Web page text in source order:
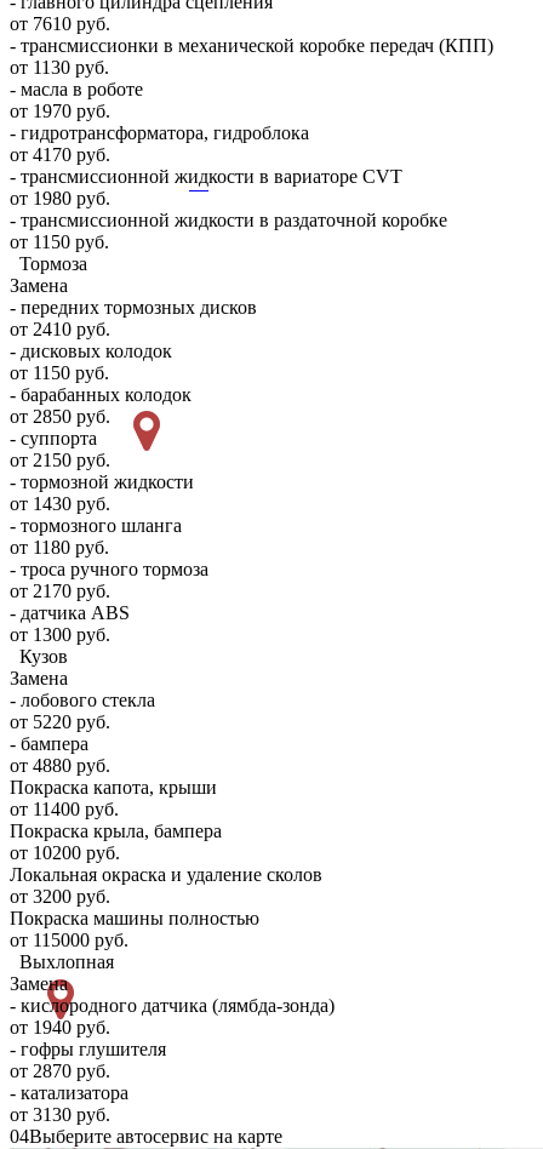
от 7610 руб.
- трансмиссионки в механической коробке передач (КПП)
от 1130 руб.
- масла в роботе
от 1970 руб.
- гидротрансформатора, гидроблока
от 4170 руб.
- трансмиссионной жидкости в вариаторе CVT
от 1980 руб.
- трансмиссионной жидкости в раздаточной коробке
от 1150 руб.
Тормоза
Замена
- передних тормозных дисков
от 2410 руб.
- дисковых колодок
от 1150 руб.
- барабанных колодок
от 2850 руб.
- суппорта
от 2150 руб.
- тормозной жидкости
от 1430 руб.
- тормозного шланга
от 1180 руб.
- троса ручного тормоза
от 2170 руб.
- датчика ABS
от 1300 руб.
Кузов
Замена
- лобового стекла
от 5220 руб.
- бампера
от 4880 руб.
Покраска капота, крыши
от 11400 руб.
Покраска крыла, бампера
от 10200 руб.
Локальная окраска и удаление сколов
от 3200 руб.
Покраска машины полностью
от 115000 руб.
Выхлопная
Замена
- кислородного датчика (лямбда-зонда)
от 1940 руб.
- гофры глушителя
от 2870 руб.
- катализатора
от 3130 руб.
04Выберите автосервис на карте